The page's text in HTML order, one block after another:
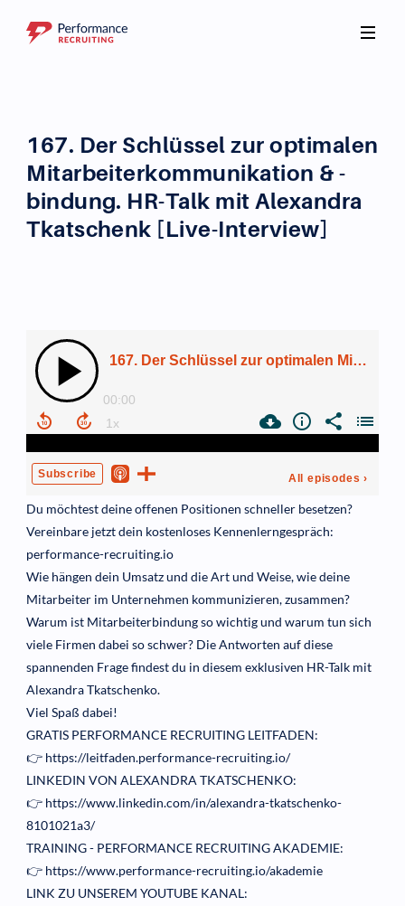
167. Der Schlüssel zur optimalen
Mitarbeiterkommunikation & -
bindung. HR-Talk mit Alexandra
Tkatschenk [Live-Interview]
Du möchtest deine offenen Positionen schneller besetzen?
Vereinbare jetzt dein kostenloses Kennenlerngespräch:
performance-recruiting.io
Wie hängen dein Umsatz und die Art und Weise, wie deine
Mitarbeiter im Unternehmen kommunizieren, zusammen?
Warum ist Mitarbeiterbindung so wichtig und warum tun sich
viele Firmen dabei so schwer? Die Antworten auf diese
spannenden Frage findest du in diesem exklusiven HR-Talk mit
Alexandra Tkatschenko.
Viel Spaß dabei!
GRATIS PERFORMANCE RECRUITING LEITFADEN:
👉 https://leitfaden.performance-recruiting.io/
LINKEDIN VON ALEXANDRA TKATSCHENKO:
👉 https://www.linkedin.com/in/alexandra-tkatschenko-
8101021a3/
TRAINING - PERFORMANCE RECRUITING AKADEMIE:
👉 https://www.performance-recruiting.io/akademie
LINK ZU UNSEREM YOUTUBE KANAL: